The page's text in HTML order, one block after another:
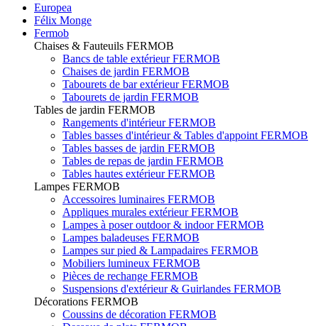
Europea
Félix Monge
Fermob
Chaises & Fauteuils FERMOB
Bancs de table extérieur FERMOB
Chaises de jardin FERMOB
Tabourets de bar extérieur FERMOB
Tabourets de jardin FERMOB
Tables de jardin FERMOB
Rangements d'intérieur FERMOB
Tables basses d'intérieur & Tables d'appoint FERMOB
Tables basses de jardin FERMOB
Tables de repas de jardin FERMOB
Tables hautes extérieur FERMOB
Lampes FERMOB
Accessoires luminaires FERMOB
Appliques murales extérieur FERMOB
Lampes à poser outdoor & indoor FERMOB
Lampes baladeuses FERMOB
Lampes sur pied & Lampadaires FERMOB
Mobiliers lumineux FERMOB
Pièces de rechange FERMOB
Suspensions d'extérieur & Guirlandes FERMOB
Décorations FERMOB
Coussins de décoration FERMOB